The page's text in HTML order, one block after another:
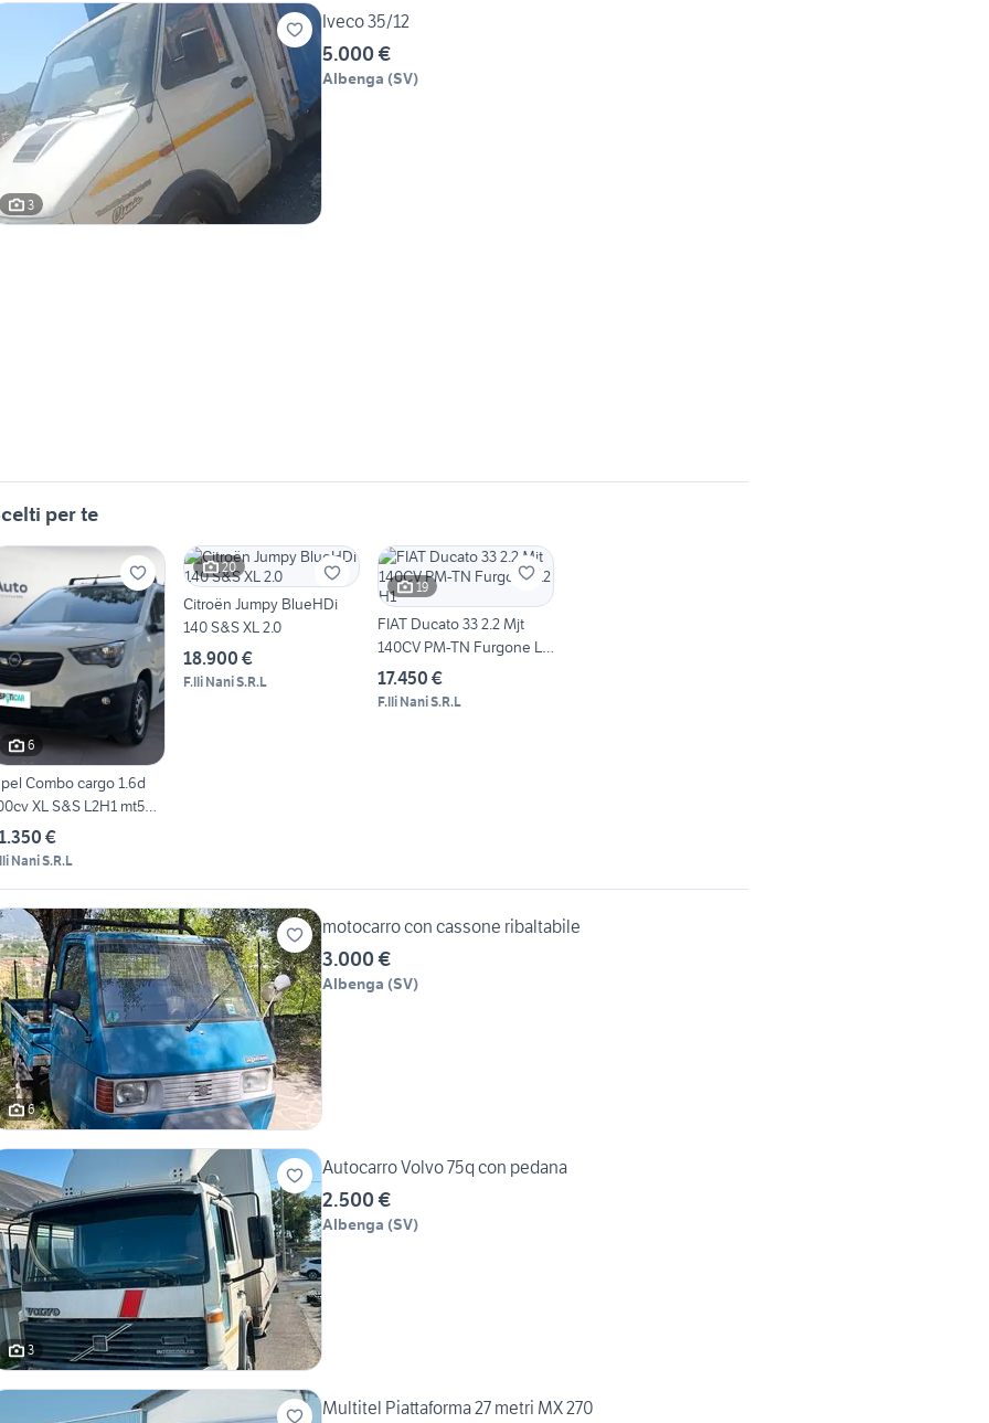
3
Iveco 35/12
5.000 €
Albenga (SV)
per te
6
Combo cargo 1.6d
XL S&S L2H1 mt5
€
Nani S.R.L
20
Citroën Jumpy BlueHDi
140 S&S XL 2.0
18.900 €
F.lli Nani S.R.L
19
FIAT Ducato 33 2.2 Mjt
140CV PM-TN Furgone L2
H1
17.450 €
F.lli Nani S.R.L
6
motocarro con cassone ribaltabile
3.000 €
Albenga (SV)
3
Autocarro Volvo 75q con pedana
2.500 €
Albenga (SV)
Multitel Piattaforma 27 metri MX 270